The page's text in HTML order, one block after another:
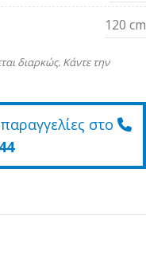
120 cm
διαρκώς. Κάντε την
στο